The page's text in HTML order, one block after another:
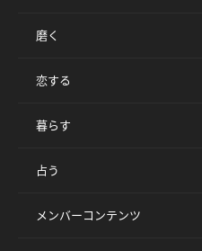
磨く
恋する
暮らす
占う
メンバーコンテンツ